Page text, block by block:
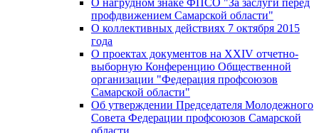
профдвижением Самарской области"
О коллективных действиях 7 октября 2015
года
О проектах документов на XXIV отчетно-
выборную Конференцию Общественной
организации "Федерация профсоюзов
Самарской области"
Об утверждении Председателя Молодежного
Совета Федерации профсоюзов Самарской
области